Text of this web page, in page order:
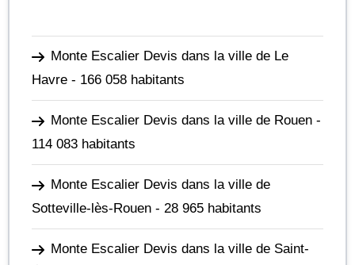
Monte Escalier Devis dans la ville de Le
Havre - 166 058 habitants
Monte Escalier Devis dans la ville de Rouen -
114 083 habitants
Monte Escalier Devis dans la ville de
Sotteville-lès-Rouen - 28 965 habitants
Monte Escalier Devis dans la ville de Saint-